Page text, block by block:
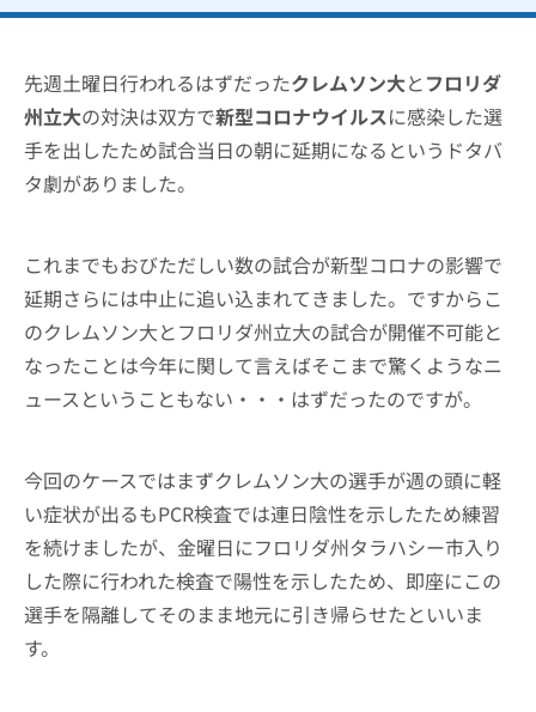
先週土曜日行われるはずだったクレムソン大とフロリダ
州立大の対決は双方で新型コロナウイルスに感染した選
手を出したため試合当日の朝に延期になるというドタバ
タ劇がありました。
これまでもおびただしい数の試合が新型コロナの影響で
延期さらには中止に追い込まれてきました。ですからこ
のクレムソン大とフロリダ州立大の試合が開催不可能と
なったことは今年に関して言えばそこまで驚くようなニ
ュースということもない・・・はずだったのですが。
今回のケースではまずクレムソン大の選手が週の頭に軽
い症状が出るもPCR検査では連日陰性を示したため練習
を続けましたが、金曜日にフロリダ州タラハシー市入り
した際に行われた検査で陽性を示したため、即座にこの
選手を隔離してそのまま地元に引き帰らせたといいま
す。